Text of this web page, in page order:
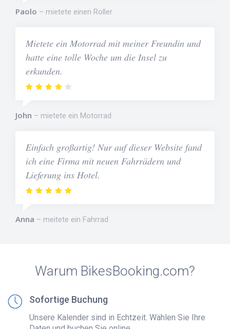
Paolo mietete einen Roller
Mietete ein Motorrad mit meiner Freundin und
hatte eine tolle Woche um die Insel zu
erkunden.
John mietete ein Motorrad
Einfach großartig! Nur auf dieser Website fand
ich eine Firma mit neuen Fahrrädern und
Lieferung ins Hotel.
Anna meitete ein Fahrrad
Warum BikesBooking.com?
Sofortige Buchung
Unsere Kalender sind in Echtzeit. Wählen Sie Ihre